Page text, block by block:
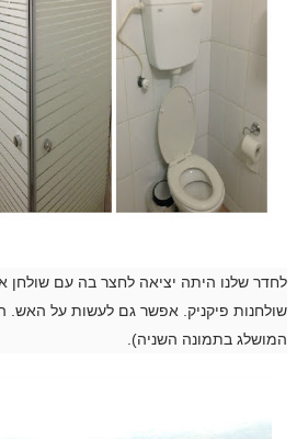
לחדר שלנו היתה יציאה לחצר בה עם
שולחנות פיקניק. אפשר גם לעשות על האש.
המושלג בתמונה השניה).